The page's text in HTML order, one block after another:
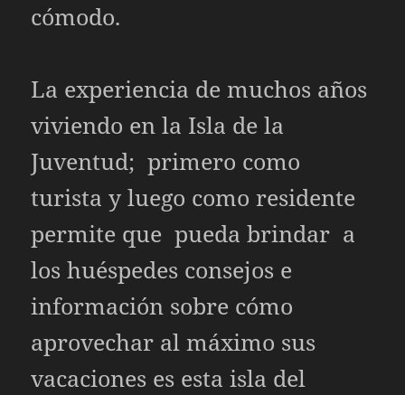
cómodo.
La experiencia de muchos años
viviendo en la Isla de la
Juventud; primero como
turista y luego como residente
permite que pueda brindar a
los huéspedes consejos e
información sobre cómo
aprovechar al máximo sus
vacaciones es esta isla del